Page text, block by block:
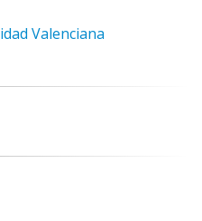
Valenciana